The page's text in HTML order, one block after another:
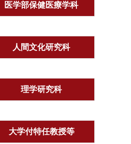
医学部保健医療学科
人間文化研究科
理学研究科
大学付特任教授等